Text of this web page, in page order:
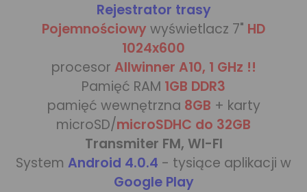
Rejestrator trasy
Pojemnościowy wyświetlacz 7" HD
1024x600
procesor Allwinner A10, 1 GHz !!
Pamięć RAM 1GB DDR3
pamięć wewnętrzna 8GB + karty
microSD/microSDHC do 32GB
Transmiter FM, WI-FI
System Android 4.0.4 - tysiące aplikacji w
Google Play